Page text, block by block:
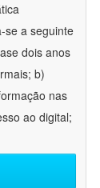
se a seguinte
dois anos
b)
nas
ao digital;